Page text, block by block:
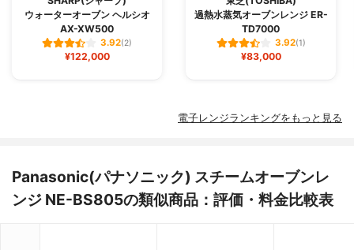
ウォーターオーブン ヘルシオ
AX-XW500
3.92(2)
¥122,000
過熱水蒸気オーブンレンジ ER-
TD7000
3.92(1)
¥83,000
電子レンジランキングをもっと見る
Panasonic(パナソニック) スチームオーブンレ
ンジ NE-BS805の類似商品：評価・料金比較表